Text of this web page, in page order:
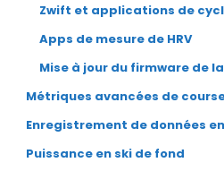
Zwift et applications de
Apps de mesure de HRV
Mise à jour du firmware de
Métriques avancées de
Enregistrement de données
Puissance en ski de fond